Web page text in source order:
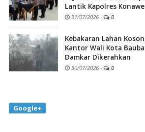
Lantik Kapolres
31/07/2026 - 0
Kebakaran Lahan
Kantor Wali Kota
Damkar Dikerahkan
30/07/2026 - 0
Google+